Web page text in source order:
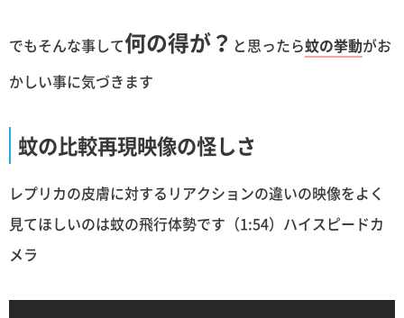
でもそんな事して何の得が？ と思ったら蚊の挙動がお
かしい事に気づきます
蚊の比較再現映像の怪しさ
レプリカの皮膚に対するリアクションの違いの映像をよく
見てほしいのは蚊の飛行体勢です（1:54）ハイスピードカ
メラ